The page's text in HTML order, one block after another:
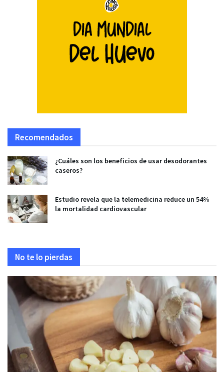
Recomendados
¿Cuáles son los beneficios de usar desodorantes
caseros?
Estudio revela que la telemedicina reduce un 54%
la mortalidad cardiovascular
No te lo pierdas